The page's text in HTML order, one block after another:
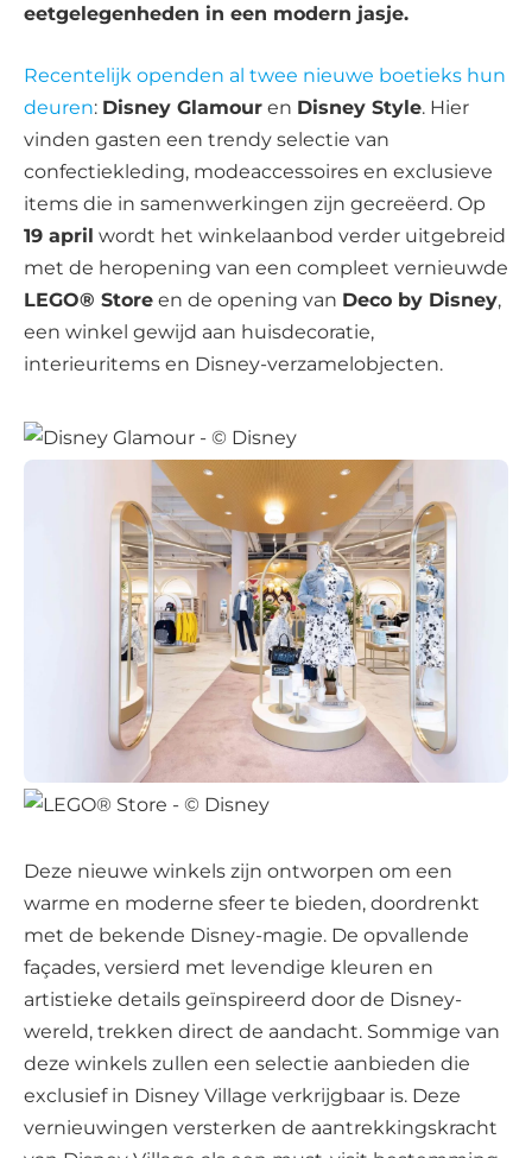
eetgelegenheden in een modern jasje.
Recentelijk openden al twee nieuwe boetieks hun
deuren: Disney Glamour en Disney Style. Hier
vinden gasten een trendy selectie van
confectiekleding, modeaccessoires en exclusieve
items die in samenwerkingen zijn gecreëerd. Op
19 april wordt het winkelaanbod verder uitgebreid
met de heropening van een compleet vernieuwde
LEGO® Store en de opening van Deco by Disney,
een winkel gewijd aan huisdecoratie,
interieuritems en Disney-verzamelobjecten.
Deze nieuwe winkels zijn ontworpen om een
warme en moderne sfeer te bieden, doordrenkt
met de bekende Disney-magie. De opvallende
façades, versierd met levendige kleuren en
artistieke details geïnspireerd door de Disney-
wereld, trekken direct de aandacht. Sommige van
deze winkels zullen een selectie aanbieden die
exclusief in Disney Village verkrijgbaar is. Deze
vernieuwingen versterken de aantrekkingskracht